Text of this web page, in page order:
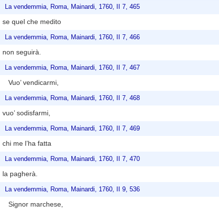
La vendemmia, Roma, Mainardi, 1760, II 7, 465
se quel che medito
La vendemmia, Roma, Mainardi, 1760, II 7, 466
non seguirà.
La vendemmia, Roma, Mainardi, 1760, II 7, 467
Vuo’ vendicarmi,
La vendemmia, Roma, Mainardi, 1760, II 7, 468
vuo’ sodisfarmi,
La vendemmia, Roma, Mainardi, 1760, II 7, 469
chi me l’ha fatta
La vendemmia, Roma, Mainardi, 1760, II 7, 470
la pagherà.
La vendemmia, Roma, Mainardi, 1760, II 9, 536
Signor marchese,